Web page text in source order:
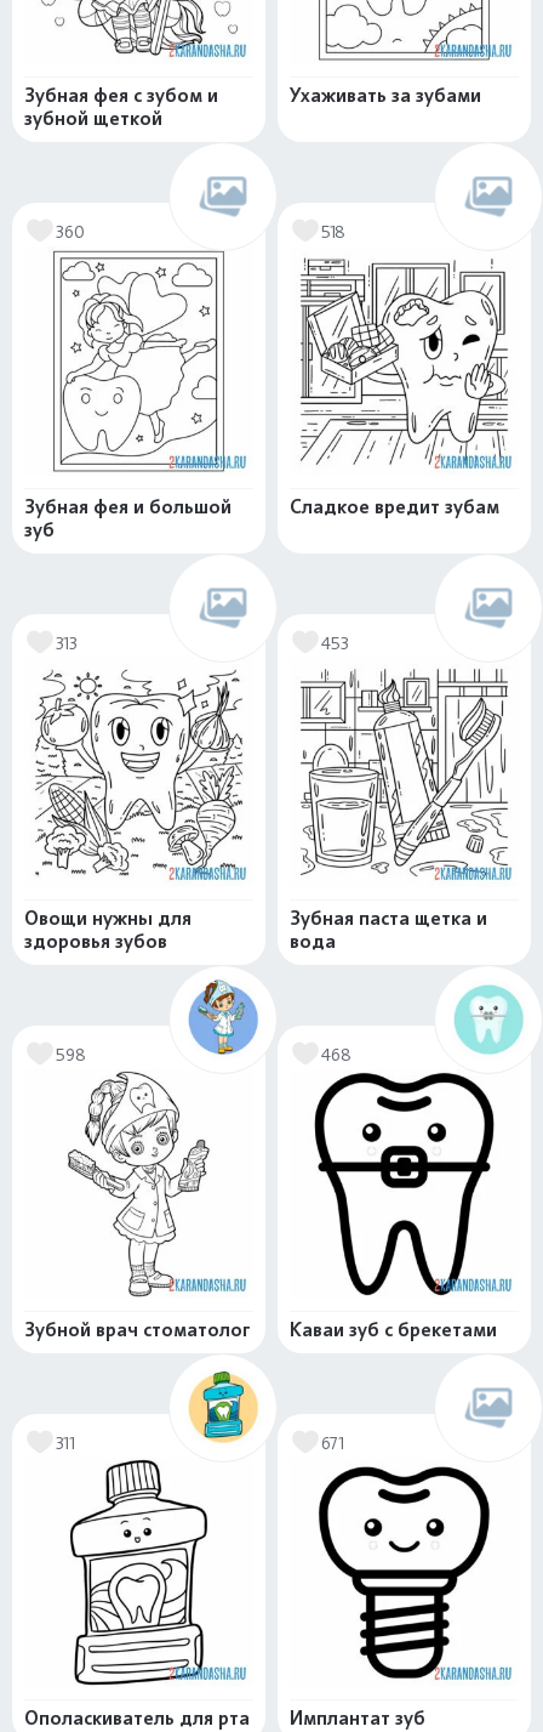
Зубная фея с зубом и
зубной щеткой
Ухаживать за зубами
360
Зубная фея и большой
зуб
518
Сладкое вредит зубам
313
Овощи нужны для
здоровья зубов
453
Зубная паста щетка и
вода
598
Зубной врач стоматолог
468
Каваи зуб с брекетами
311
Ополаскиватель для рта
671
Имплантат зуб